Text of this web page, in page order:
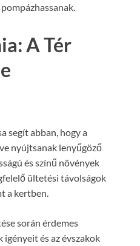
A Tér
segít abban, hogy a
nyújtsanak lenyűgöző
és színű növények
ültetési távolságok
a kertben.
során érdemes
és az évszakok